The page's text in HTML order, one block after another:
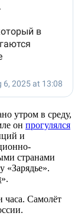
утром в среду,
он прогулялся
и
странами
часа. Самолёт